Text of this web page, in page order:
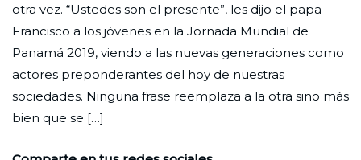
Nueva
de
octubre
de
2023
con
la
fuerza
la
otra vez. “Ustedes son el presente”, les dijo el papa
Francisco a los jóvenes en la Jornada Mundial de
Panamá 2019, viendo a las nuevas generaciones como
actores preponderantes del hoy de nuestras
sociedades. Ninguna frase reemplaza a la otra sino más
bien que se […]